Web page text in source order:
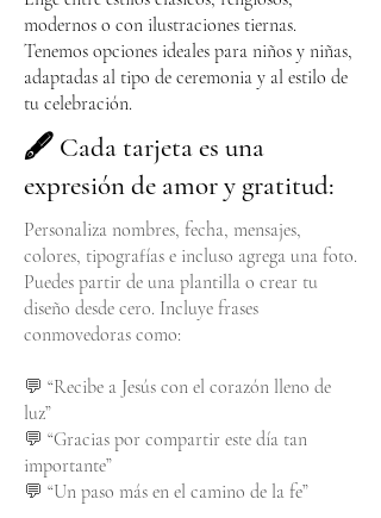
modernos o con ilustraciones tiernas.
Tenemos opciones ideales para niños y niñas,
adaptadas al tipo de ceremonia y al estilo de
tu celebración.
🖋️ Cada tarjeta es una
expresión de amor y gratitud:
Personaliza nombres, fecha, mensajes,
colores, tipografías e incluso agrega una foto.
Puedes partir de una plantilla o crear tu
diseño desde cero. Incluye frases
conmovedoras como:
💬 “Recibe a Jesús con el corazón lleno de
luz”
💬 “Gracias por compartir este día tan
importante”
💬 “Un paso más en el camino de la fe”